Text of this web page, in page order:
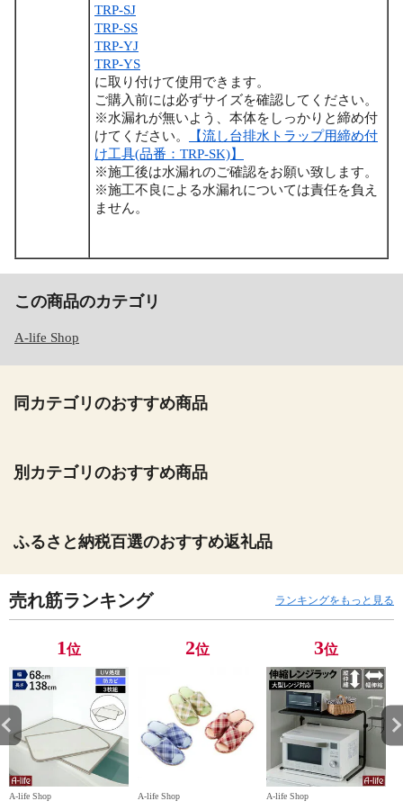
TRP-SJ
TRP-SS
TRP-YJ
TRP-YS
に取り付けて使用できます。
ご購入前には必ずサイズを確認してください。
※水漏れが無いよう、本体をしっかりと締め付
けてください。
【流し台排水トラップ用締め付
け工具(品番：TRP-SK)】
※施工後は水漏れのご確認をお願い致します。
※施工不良による水漏れについては責任を負え
ません。
この商品のカテゴリ
A-life Shop
同カテゴリのおすすめ商品
別カテゴリのおすすめ商品
ふるさと納税百選のおすすめ返礼品
売れ筋ランキング ランキングをもっと見る
1位
A-life Shop
2位
A-life Shop
3位
A-life Shop